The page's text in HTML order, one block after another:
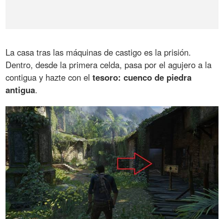
La casa tras las máquinas de castigo es la prisión.
Dentro, desde la primera celda, pasa por el agujero a la
contigua y hazte con eltesoro: cuenco de piedra
antigua.